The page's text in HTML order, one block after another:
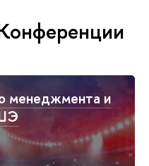
менеджмента и